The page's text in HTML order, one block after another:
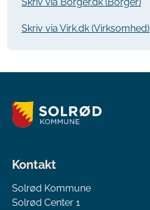
Skriv via Virk.dk (Virksomhed)
Kontakt
Solrød Kommune
Solrød Center 1